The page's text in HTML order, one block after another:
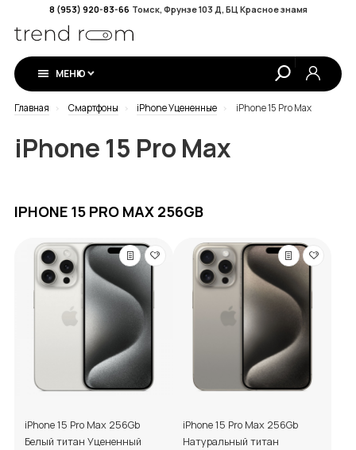
8 (953) 920-83-66 Томск, Фрунзе 103 Д, БЦ Красное знамя
МЕНЮ
Главная Смартфоны iPhone Уцененные iPhone 15 Pro Max
iPhone 15 Pro Max
iPhone 15 Pro Max 256Gb
Белый титан Уцененный
iPhone 15 Pro Max 256Gb
Натуральный титан
IPHONE 15 PRO MAX 256GB